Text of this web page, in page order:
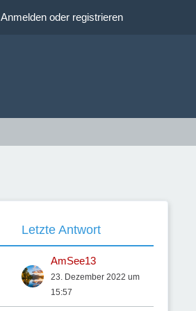
Anmelden oder registrieren
Letzte Antwort
AmSee13
23. Dezember 2022 um
15:57